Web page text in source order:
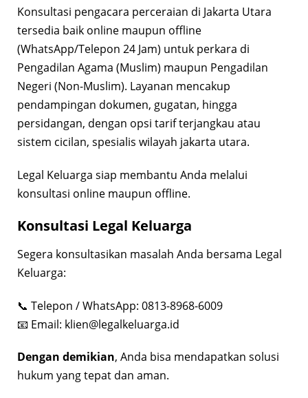
Konsultasi pengacara perceraian di Jakarta Utara
tersedia baik online maupun offline
(WhatsApp/Telepon 24 Jam) untuk perkara di
Pengadilan Agama (Muslim) maupun Pengadilan
Negeri (Non-Muslim). Layanan mencakup
pendampingan dokumen, gugatan, hingga
persidangan, dengan opsi tarif terjangkau atau
sistem cicilan, spesialis wilayah jakarta utara.
Legal Keluarga siap membantu Anda melalui
konsultasi online maupun offline.
Konsultasi Legal Keluarga
Segera konsultasikan masalah Anda bersama Legal
Keluarga:
📞 Telepon / WhatsApp: 0813-8968-6009
📧 Email: klien@legalkeluarga.id
Dengan demikian, Anda bisa mendapatkan solusi
hukum yang tepat dan aman.